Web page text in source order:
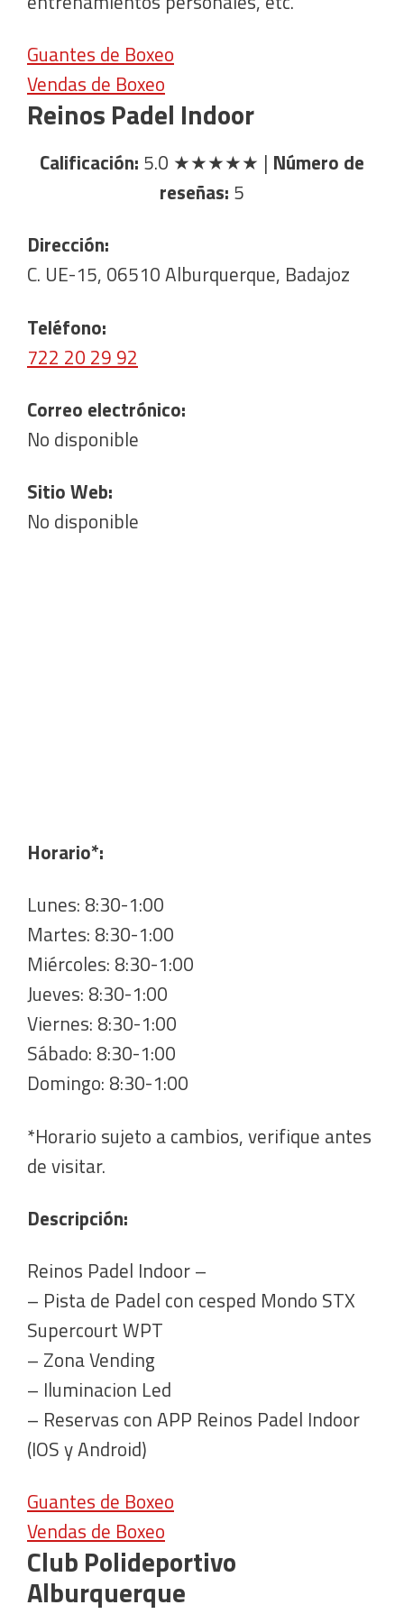
Guantes de Boxeo
Vendas de Boxeo
Reinos Padel Indoor
Calificación: 5.0 ★★★★★ | Número de
reseñas: 5
Dirección:
C. UE-15, 06510 Alburquerque, Badajoz
Teléfono:
722 20 29 92
Correo electrónico:
No disponible
Sitio Web:
No disponible
Horario*:
Lunes: 8:30-1:00
Martes: 8:30-1:00
Miércoles: 8:30-1:00
Jueves: 8:30-1:00
Viernes: 8:30-1:00
Sábado: 8:30-1:00
Domingo: 8:30-1:00
*Horario sujeto a cambios, verifique antes
de visitar.
Descripción:
Reinos Padel Indoor –
– Pista de Padel con cesped Mondo STX
Supercourt WPT
– Zona Vending
– Iluminacion Led
– Reservas con APP Reinos Padel Indoor
(IOS y Android)
Guantes de Boxeo
Vendas de Boxeo
Club Polideportivo
Alburquerque